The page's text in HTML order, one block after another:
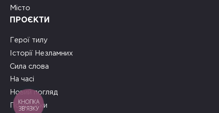
Місто
ПРОЄКТИ
Герої тилу
Історії Незламних
Сила слова
На часі
Новий погляд
Подружки
КНОПКА
ЗВ'ЯЗКУ